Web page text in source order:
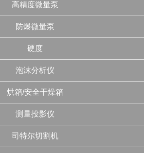
高精度微量泵
防爆微量泵
硬度
泡沫分析仪
烘箱/安全干燥箱
测量投影仪
司特尔切割机